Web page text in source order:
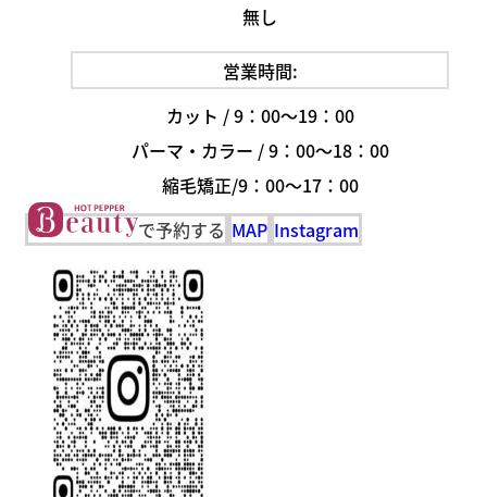
無し
営業時間:
カット / 9：00～19：00
パーマ・カラー / 9：00～18：00
縮毛矯正/9：00〜17：00
で予約する MAP Instagram